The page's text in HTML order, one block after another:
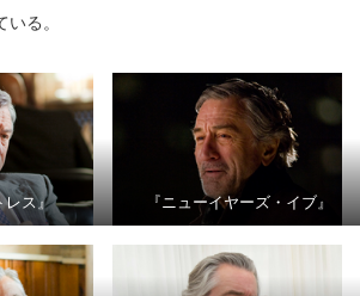
る。
レス』 『ニューイヤーズ・イブ』